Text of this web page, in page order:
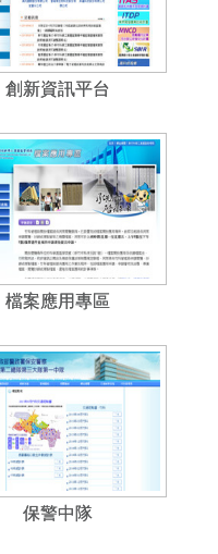
創新資訊平台
檔案應用專區
保警中隊